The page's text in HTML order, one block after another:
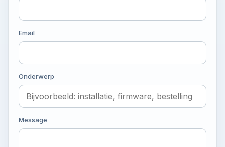
Email
Onderwerp
Message